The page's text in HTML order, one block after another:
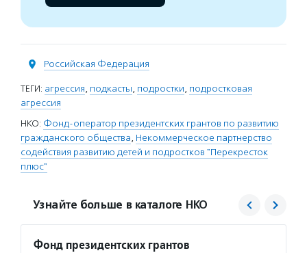
Российская Федерация
ТЕГИ: агрессия, подкасты, подростки, подростковая
агрессия
НКО: Фонд-оператор президентских грантов по развитию
гражданского общества, Некоммерческое партнерство
содействия развитию детей и подростков "Перекресток
плюс"
Узнайте больше в каталоге НКО
Фонд президентских грантов